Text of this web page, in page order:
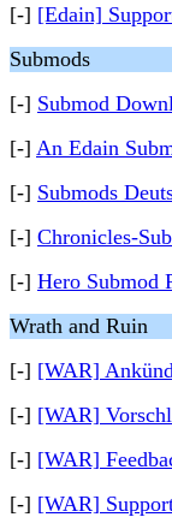
[-] [Edain]
Submods
[-] Submod
[-] An Edain
[-] Submods
[-] Chronicles-
[-] Hero Submod
Wrath and Ruin
[-] [WAR]
[-] [WAR]
[-] [WAR]
[-] [WAR]